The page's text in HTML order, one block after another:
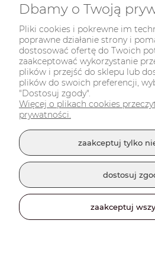
Skarpetki - IT Guru -
specjalista
32,00 zł
do koszyka
Dbamy o Twoją
Pliki cookies i pokrewne im
poprawne działanie strony i
dostosować ofertę do Twoich
zaakceptować wykorzystanie
plików i przejść do sklepu lub
plików do swoich preferencji,
"Dostosuj zgody".
Więcej o plikach cookies
prywatności.
zaakceptuj tylko
dostosuj
zaakceptuj